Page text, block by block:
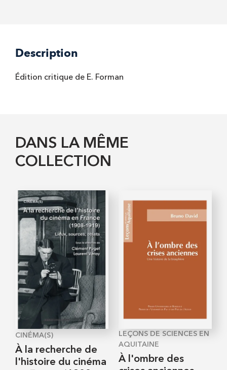
Description
Édition critique de E. Forman
DANS LA MÊME
COLLECTION
CINÉMA(S)
À la recherche de
l'histoire du cinéma
LEÇONS DE SCIENCES EN
AQUITAINE
À l'ombre des